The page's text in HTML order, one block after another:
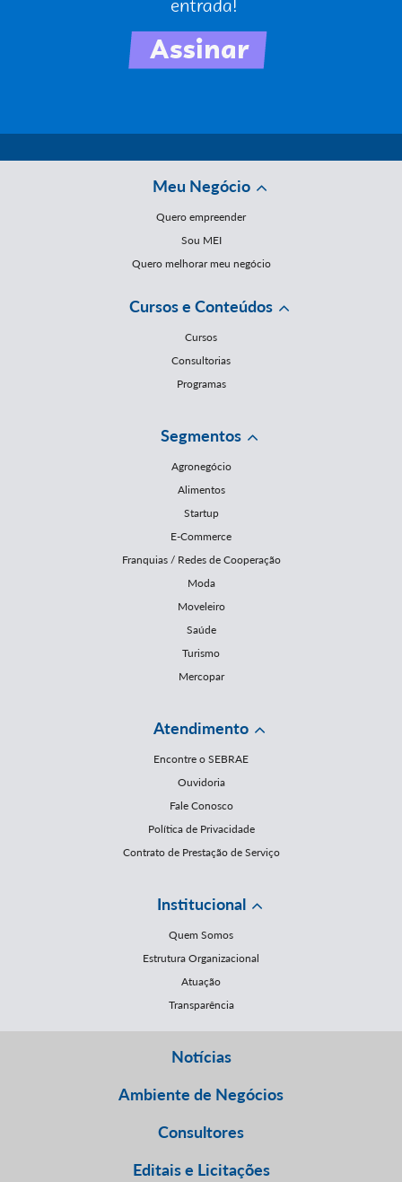
Meu Negócio
Quero empreender
Sou MEI
Quero melhorar meu negócio
Cursos e Conteúdos
Cursos
Consultorias
Programas
Segmentos
Agronegócio
Alimentos
Startup
E-Commerce
Franquias / Redes de Cooperação
Moda
Moveleiro
Saúde
Turismo
Mercopar
Atendimento
Encontre o SEBRAE
Ouvidoria
Fale Conosco
Política de Privacidade
Contrato de Prestação de Serviço
Institucional
Quem Somos
Estrutura Organizacional
Atuação
Transparência
Notícias
Ambiente de Negócios
Consultores
Editais e Licitações